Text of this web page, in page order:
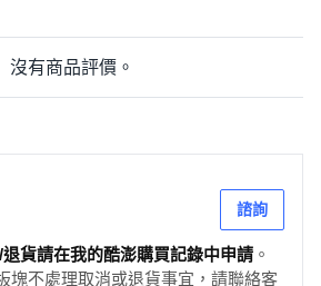
沒有商品評價。
諮詢
貨請在我的酷澎購買記錄中申請 。
塊不處理取消或退貨事宜，請聯絡客